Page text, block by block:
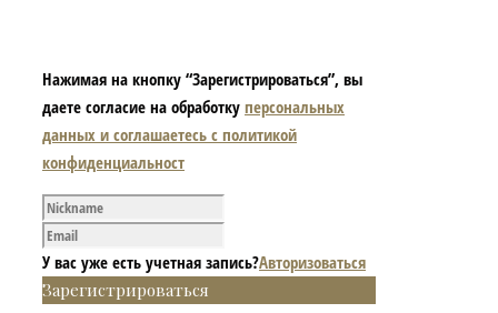
Нажимая на кнопку “Зарегистрироваться”, вы
даете согласие на обработку персональных
данных и соглашаетесь с политикой
конфиденциальност
У вас уже есть учетная запись?Авторизоваться
Зарегистрироваться